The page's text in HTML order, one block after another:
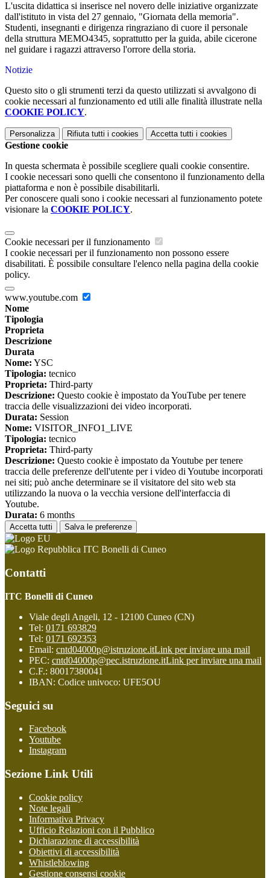
L'uscita didattica si inserisce nel novero delle iniziative organizzate
dall'istituto in vista del 27 gennaio, "Giornata della memoria".
Studenti, insegnanti e dirigenza ringraziano di cuore il personale
della struttura MEMO4345, soprattutto per la guida, abile cicerone
nel guidare i ragazzi attraverso l'orrore della storia.
Notizie
Questo sito o gli strumenti terzi da questo utilizzati si avvalgono di
cookie necessari al funzionamento ed utili alle finalità illustrate nella
COOKIE POLICY.
Personalizza Rifiuta tutti i cookies Accetta tutti i cookies
Gestione cookie
In questa schermata è possibile scegliere quali cookie consentire.
I cookie necessari sono quelli che consentono il funzionamento della
piattaforma e non è possibile disabilitarli.
Per conoscere quali sono i cookie necessari al funzionamento potete
visionare la COOKIE POLICY.
Cookie necessari per il funzionamento
I cookie necessari per il funzionamento non possono essere
disabilitati. È possibile consultare l'elenco nella pagina della cookie
policy.
www.youtube.com
Nome
Tipologia
Proprieta
Descrizione
Durata
Nome: YSC
Tipologia: tecnico
Proprieta: Third-party
Descrizione: Questo cookie è impostato da YouTube per tenere
traccia delle visualizzazioni dei video incorporati.
Durata: Session
Nome: VISITOR_INFO1_LIVE
Tipologia: tecnico
Proprieta: Third-party
Descrizione: Questo cookie è impostato da Youtube per tenere
traccia delle preferenze dell'utente per i video di Youtube incorporati
nei siti; può anche determinare se il visitatore del sito web sta
utilizzando la nuova o la vecchia versione dell'interfaccia di
Youtube.
Durata: 6 months
Accetta tutti Salva le preferenze
ITC Bonelli di Cuneo
Contatti
ITC Bonelli di Cuneo
Viale degli Angeli, 12 - 12100 Cuneo (CN)
Tel: 0171 693829
Tel: 0171 692353
Email: cntd04000p@istruzione.itLink per inviare una mail
PEC: cntd04000p@pec.istruzione.itLink per inviare una mail
C.F.: 80017380041
IBAN: Codice univoco: UFE5OU
Seguici su
Facebook
Youtube
Instagram
Sezione Link Utili
Cookie policy
Note legali
Informativa Privacy
Ufficio Relazioni con il Pubblico
Dichiarazione di accessibilità
Obiettivi di accessibilità
Whistleblowing
Gestione consensi cookie